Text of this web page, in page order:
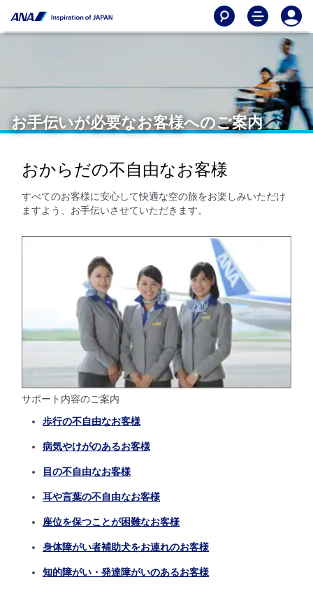
お手伝いが必要なお客様へのご案内
おからだの不自由なお客様
すべてのお客様に安心して快適な空の旅をお楽しみいただけ
ますよう、お手伝いさせていただきます。
サポート内容のご案内
歩行の不自由なお客様
病気やけがのあるお客様
目の不自由なお客様
耳や言葉の不自由なお客様
座位を保つことが困難なお客様
身体障がい者補助犬をお連れのお客様
知的障がい・発達障がいのあるお客様